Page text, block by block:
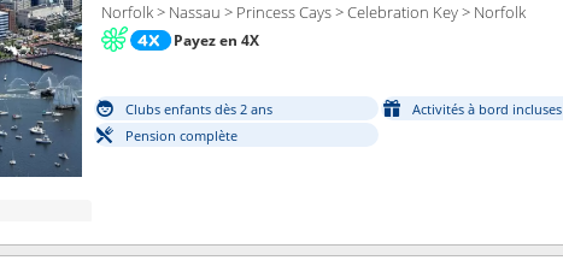
Norfolk > Nassau > Princess Cays > Celebration Key > Norfolk
Payez en 4X
Clubs enfants dès 2 ans
Activités à bord incluses
Pension complète